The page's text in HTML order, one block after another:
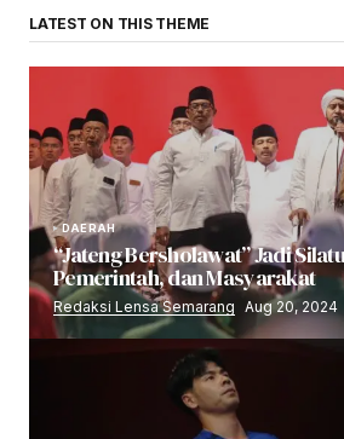
LATEST ON THIS THEME
DAERAH
“Jateng Bersholawat” Jadi
Pemerintah, dan Masyarakat
Redaksi Lensa Semarang Aug 20, 2024